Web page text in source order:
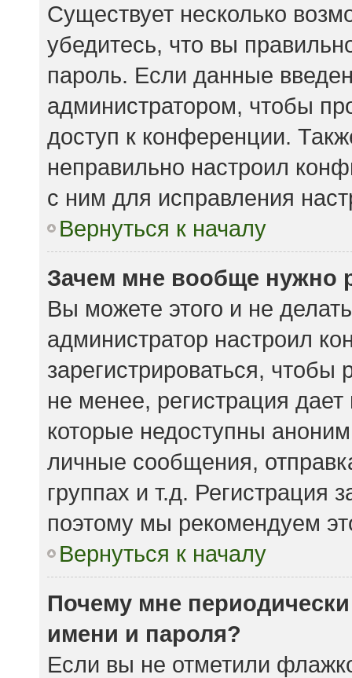
Существует несколько
убедитесь, что вы
пароль. Если данные
администратором, чтобы
доступ к конференции.
неправильно настроил
с ним для исправления
Вернуться к началу
Зачем мне вообще нужно
Вы можете этого и не
администратор настроил
зарегистрироваться,
не менее, регистрация
которые недоступны
личные сообщения,
группах и т.д. Регистрация
поэтому мы рекомендуем
Вернуться к началу
Почему мне
имени и пароля?
Если вы не отметили